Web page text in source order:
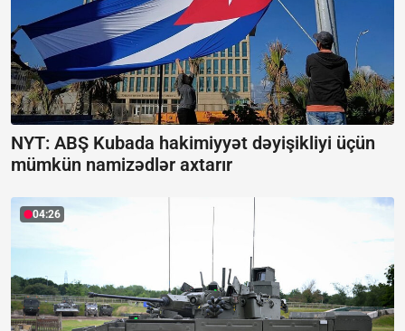
NYT: ABŞ Kubada hakimiyyət dəyişikliyi üçün
mümkün namizədlər axtarır
04:26